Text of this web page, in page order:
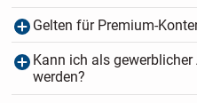
Gelten für Premium-
Kann ich als
werden?